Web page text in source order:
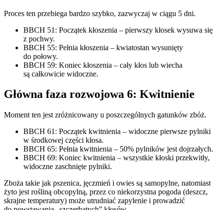
Proces ten przebiega bardzo szybko, zazwyczaj w ciągu 5 dni.
BBCH 51: Początek kłoszenia – pierwszy kłosek wysuwa się
z pochwy.
BBCH 55: Pełnia kłoszenia – kwiatostan wysunięty
do połowy.
BBCH 59: Koniec kłoszenia – cały kłos lub wiecha
są całkowicie widoczne.
Główna faza rozwojowa 6: Kwitnienie
Moment ten jest zróżnicowany u poszczególnych gatunków zbóż.
BBCH 61: Początek kwitnienia – widoczne pierwsze pylniki
w środkowej części kłosa.
BBCH 65: Pełnia kwitnienia – 50% pylników jest dojrzałych.
BBCH 69: Koniec kwitnienia – wszystkie kłoski przekwitły,
widoczne zaschnięte pylniki.
Zboża takie jak pszenica, jęczmień i owies są samopylne, natomiast
żyto jest rośliną obcopylną, przez co niekorzystna pogoda (deszcz,
skrajne temperatury) może utrudniać zapylenie i prowadzić